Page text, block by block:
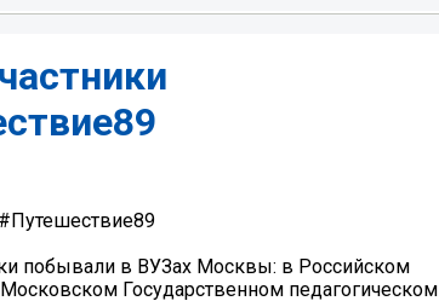
побывали в ВУЗах Москвы: в Российском
Государственном педагогическом